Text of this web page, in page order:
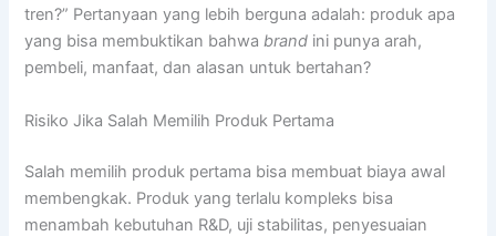
tren?” Pertanyaan yang lebih berguna adalah: produk apa
yang bisa membuktikan bahwabrand ini punya arah,
pembeli, manfaat, dan alasan untuk bertahan?
Risiko Jika Salah Memilih Produk Pertama
Salah memilih produk pertama bisa membuat biaya awal
membengkak. Produk yang terlalu kompleks bisa
menambah kebutuhan R&D, uji stabilitas, penyesuaian